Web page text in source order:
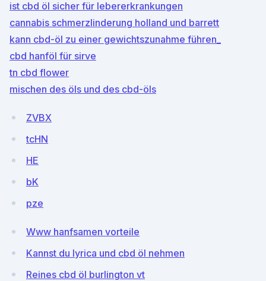
ist cbd öl sicher für lebererkrankungen
cannabis schmerzlinderung holland und barrett
kann cbd-öl zu einer gewichtszunahme führen_
cbd hanföl für sirve
tn cbd flower
mischen des öls und des cbd-öls
ZVBX
tcHN
HE
bK
pze
Www hanfsamen vorteile
Kannst du lyrica und cbd öl nehmen
Reines cbd öl burlington vt